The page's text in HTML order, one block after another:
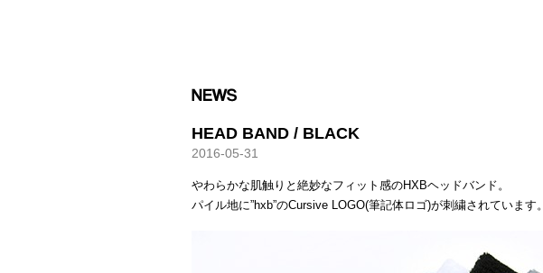
HEAD BAND / BLACK
2016-05-31
やわらかな肌触りと絶妙なフィット感のHXBヘッドバンド。
パイル地に”hxb”のCursive LOGO(筆記体ロゴ)が刺繍されています。